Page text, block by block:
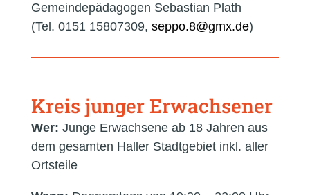
Gemeindepädagogen Sebastian Plath
(Tel. 0151 15807309, ed.xmg@8.oppes)
Kreis junger Erwachsener
Wer: Junge Erwachsene ab 18 Jahren aus
dem gesamten Haller Stadtgebiet inkl. aller
Ortsteile